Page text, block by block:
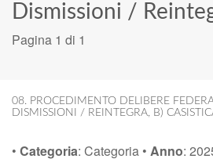
Dismissioni /
Pagina 1 di 1
08. PROCEDIMENTO DELIBERE
DISMISSIONI / REINTEGRA, B)
• Categoria: Categoria • Anno: